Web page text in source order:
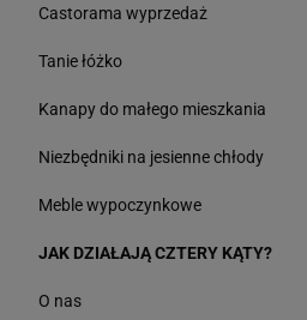
Castorama wyprzedaż
Tanie łóżko
Kanapy do małego mieszkania
Niezbędniki na jesienne chłody
Meble wypoczynkowe
JAK DZIAŁAJĄ CZTERY KĄTY?
O nas